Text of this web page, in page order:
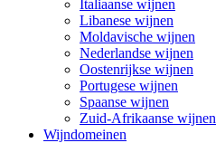
Italiaanse wijnen
Libanese wijnen
Moldavische wijnen
Nederlandse wijnen
Oostenrijkse wijnen
Portugese wijnen
Spaanse wijnen
Zuid-Afrikaanse wijnen
Wijndomeinen